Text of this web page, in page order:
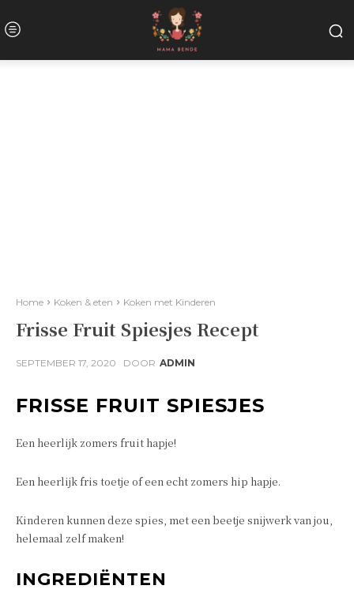
Home Koken & eten Koken met Kinderen
Frisse Fruit Spiesjes Recept
SEPTEMBER 17, 2020 DOOR ADMIN
FRISSE FRUIT SPIESJES
Een heerlijk zomers fruit hapje!
Een heerlijk fris toetje of een echt zomers hip hapje.
Kinderen kunnen deze spies, met een beetje snijwerk van jou,
helemaal zelf maken!
INGREDIËNTEN